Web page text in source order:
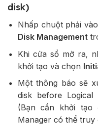
disk)
Nhấp chuột phải
Disk Management
Khi cửa sổ mở ra,
khởi tạo và chọn
Một thông báo sẽ
disk before Logical
(Bạn cần khởi tạo
Manager có thể truy